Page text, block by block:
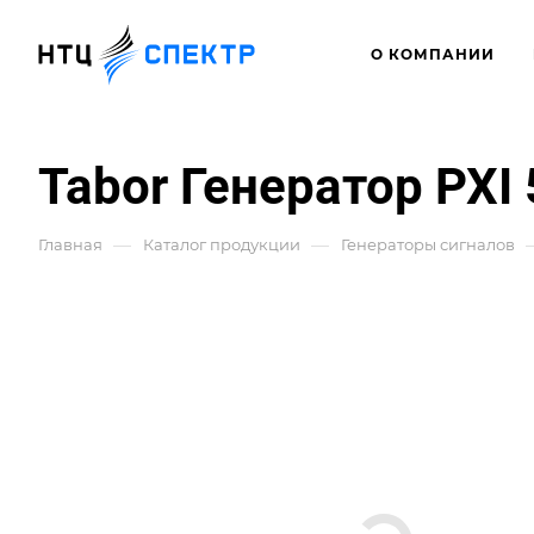
О КОМПАНИИ
Tabor Генератор PXI
Главная — Каталог продукции — Генераторы сигналов